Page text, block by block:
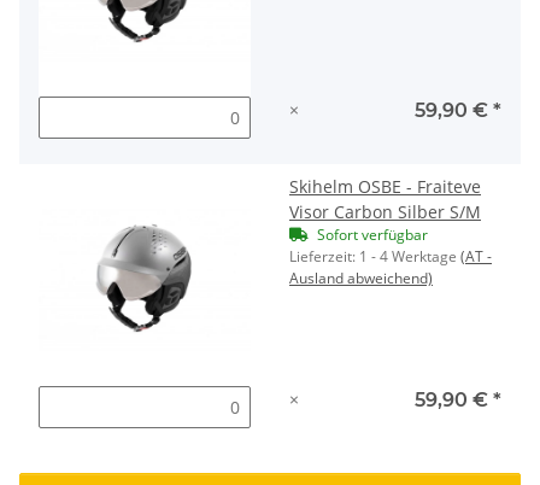
× 59,90 € *
Skihelm OSBE - Fraiteve
Visor Carbon Silber S/M
Sofort verfügbar
Lieferzeit: 1 - 4 Werktage (AT -
Ausland abweichend)
× 59,90 € *